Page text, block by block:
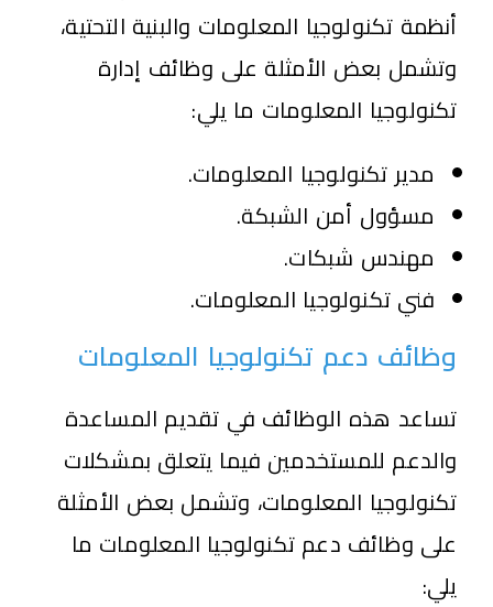
أنظمة تكنولوجيا المعلومات والبنية التحتية،
وتشمل بعض الأمثلة على وظائف إدارة
تكنولوجيا المعلومات ما يلي:
مدير تكنولوجيا المعلومات.
مسؤول أمن الشبكة.
مهندس شبكات.
فني تكنولوجيا المعلومات.
وظائف دعم تكنولوجيا المعلومات
تساعد هذه الوظائف في تقديم المساعدة
والدعم للمستخدمين فيما يتعلق بمشكلات
تكنولوجيا المعلومات، وتشمل بعض الأمثلة
على وظائف دعم تكنولوجيا المعلومات ما
يلي: